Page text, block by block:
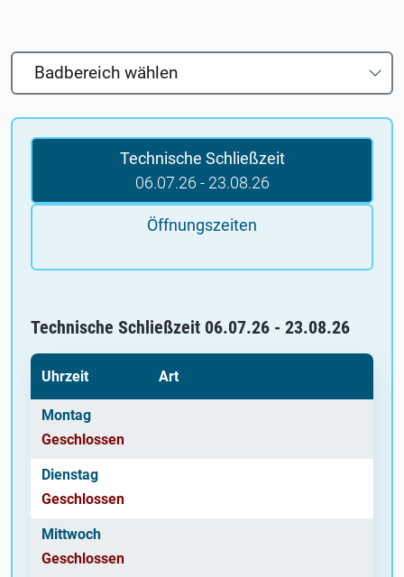
Badbereich wählen
Hallenbad
Technische Schließzeit
06.07.26 - 23.08.26
Öffnungszeiten
Technische Schließzeit 06.07.26 - 23.08.26
Uhrzeit Art
Montag
Geschlossen
Dienstag
Geschlossen
Mittwoch
Geschlossen